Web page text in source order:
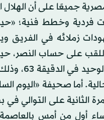
جميعًا على أن الهلال
فردية وخطط فنية؛
زملائه في
على حساب النصر،
ثوبَ البطل
أما صحيفة
الثانية على التوالي
أول من أمس